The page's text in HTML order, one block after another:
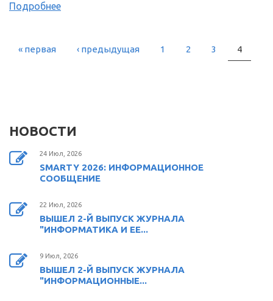
Подробнее
СТРАНИЦЫ
« первая ‹ предыдущая 1 2 3 4
НОВОСТИ
24 Июл, 2026
SMARTY 2026: ИНФОРМАЦИОННОЕ
СООБЩЕНИЕ
22 Июл, 2026
ВЫШЕЛ 2-Й ВЫПУСК ЖУРНАЛА
"ИНФОРМАТИКА И ЕЕ...
9 Июл, 2026
ВЫШЕЛ 2-Й ВЫПУСК ЖУРНАЛА
"ИНФОРМАЦИОННЫЕ...